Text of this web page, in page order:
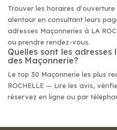
Trouver les horaires
alentour en consultant leurs
adresses Maçonneries à LA
ou prendre rendez-vous.
Quelles sont les adresses
des Maçonnerie?
Le top 30 Maçonnerie les plus
ROCHELLE — Lire les avis,
réservez en ligne ou par